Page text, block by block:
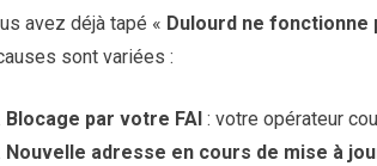
avez déjà tapé « Dulourd ne fonctionne
sont variées :
Blocage par votre FAI : votre opérateur
Nouvelle adresse en cours de mise à